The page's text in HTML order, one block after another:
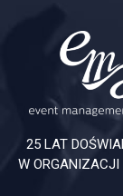
25 LAT
W ORGANIZACJI